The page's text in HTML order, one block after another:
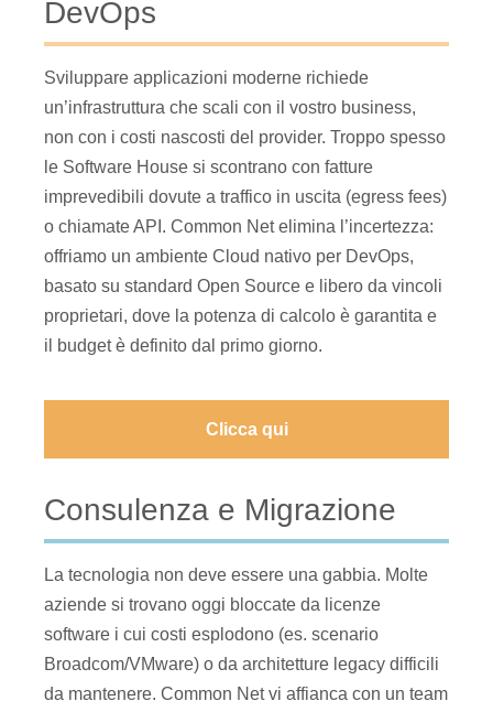
DevOps
Sviluppare applicazioni moderne richiede
un’infrastruttura che scali con il vostro business,
non con i costi nascosti del provider. Troppo spesso
le Software House si scontrano con fatture
imprevedibili dovute a traffico in uscita (egress fees)
o chiamate API. Common Net elimina l’incertezza:
offriamo un ambiente Cloud nativo per DevOps,
basato su standard Open Source e libero da vincoli
proprietari, dove la potenza di calcolo è garantita e
il budget è definito dal primo giorno.
Clicca qui
Consulenza e Migrazione
La tecnologia non deve essere una gabbia. Molte
aziende si trovano oggi bloccate da licenze
software i cui costi esplodono (es. scenario
Broadcom/VMware) o da architetture legacy difficili
da mantenere. Common Net vi affianca con un team